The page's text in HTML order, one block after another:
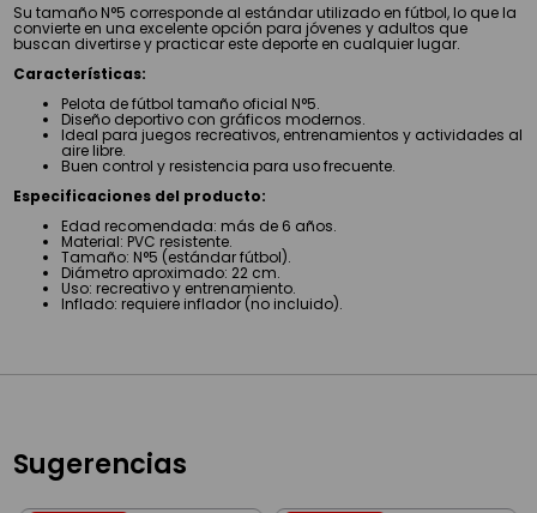
Su tamaño N°5 corresponde al estándar utilizado en fútbol, lo que la
convierte en una excelente opción para jóvenes y adultos que
buscan divertirse y practicar este deporte en cualquier lugar.
Características:
Pelota de fútbol tamaño oficial N°5.
Diseño deportivo con gráficos modernos.
Ideal para juegos recreativos, entrenamientos y actividades al
aire libre.
Buen control y resistencia para uso frecuente.
Especificaciones del producto:
Edad recomendada: más de 6 años.
Material: PVC resistente.
Tamaño: N°5 (estándar fútbol).
Diámetro aproximado: 22 cm.
Uso: recreativo y entrenamiento.
Inflado: requiere inflador (no incluido).
Sugerencias